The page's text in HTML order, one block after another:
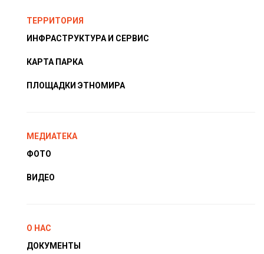
ТЕРРИТОРИЯ
ИНФРАСТРУКТУРА И СЕРВИС
КАРТА ПАРКА
ПЛОЩАДКИ ЭТНОМИРА
МЕДИАТЕКА
ФОТО
ВИДЕО
О НАС
ДОКУМЕНТЫ